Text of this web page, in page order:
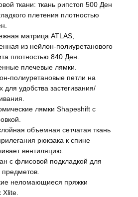
ткани: ткань рипстоп 500 Ден
плетения плотностью
матрица ATLAS,
из нейлон-полиуретанового
плотностью 840 Ден.
плечевые лямки.
полиуретановые петли на
для удобства застегивания/
лямки Shapeshift с
объемная сетчатая ткань
рюкзака к спине
вентиляцию.
с флисовой подкладкой для
предметов.
неломающиеся пряжки
Xlite.